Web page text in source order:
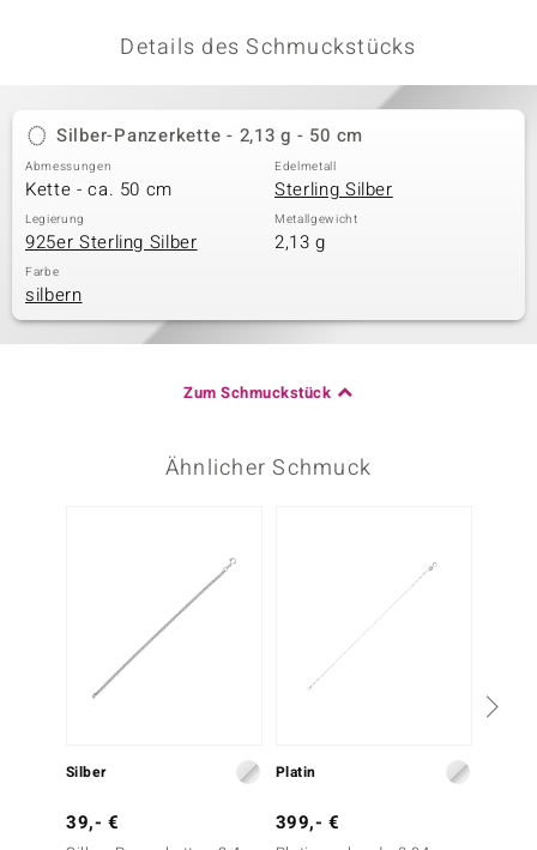
Details des Schmuckstücks
Silber-Panzerkette - 2,13 g - 50 cm
Abmessungen
Kette - ca. 50 cm
Edelmetall
Sterling Silber
Legierung
925er Sterling Silber
Metallgewicht
2,13 g
Farbe
silbern
Zum Schmuckstück
Ähnlicher Schmuck
Silber
39,- €
Platin
399,- €